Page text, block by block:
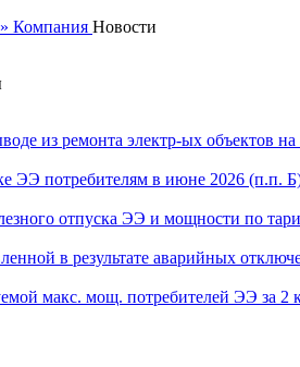
Компания Новости
из ремонта электр-ых объектов
ЭЭ потребителям в июне 2026 (п.п.
отпуска ЭЭ и мощности по
в результате аварийных
макс. мощ. потребителей ЭЭ за 2